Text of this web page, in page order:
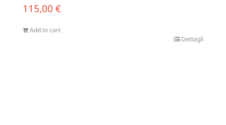
115,00 €
Add to cart
Dettagli